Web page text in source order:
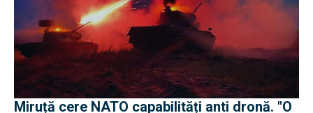
Miruță cere NATO capabilități anti dronă. "O